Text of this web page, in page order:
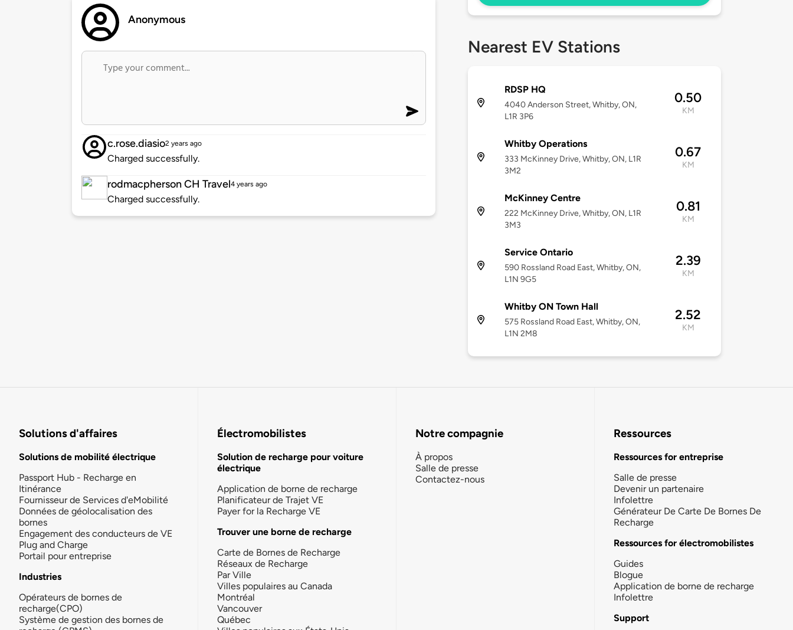
Anonymous
c.rose.diasio2 years ago
Charged successfully.
rodmacpherson CH Travel4 years ago
Charged successfully.
Nearest EV Stations
RDSP HQ
4040 Anderson Street, Whitby, ON,
L1R 3P6
0.50
KM
Whitby Operations
333 McKinney Drive, Whitby, ON, L1R
3M2
0.67
KM
McKinney Centre
222 McKinney Drive, Whitby, ON, L1R
3M3
0.81
KM
Service Ontario
590 Rossland Road East, Whitby, ON,
L1N 9G5
2.39
KM
Whitby ON Town Hall
575 Rossland Road East, Whitby, ON,
L1N 2M8
2.52
KM
Solutions d'affaires
Solutions de mobilité électrique
Passport Hub - Recharge en
Itinérance
Fournisseur de Services d'eMobilité
Données de géolocalisation des
bornes
Engagement des conducteurs de VE
Plug and Charge
Portail pour entreprise
Industries
Opérateurs de bornes de
recharge(CPO)
Système de gestion des bornes de
Électromobilistes
Solution de recharge pour voiture
électrique
Application de borne de recharge
Planificateur de Trajet VE
Payer for la Recharge VE
Trouver une borne de recharge
Carte de Bornes de Recharge
Réseaux de Recharge
Par Ville
Villes populaires au Canada
Montréal
Vancouver
Québec
Notre compagnie
À propos
Salle de presse
Contactez-nous
Ressources
Ressources for entreprise
Salle de presse
Devenir un partenaire
Infolettre
Générateur De Carte De Bornes De
Recharge
Ressources for électromobilistes
Guides
Blogue
Application de borne de recharge
Infolettre
Support